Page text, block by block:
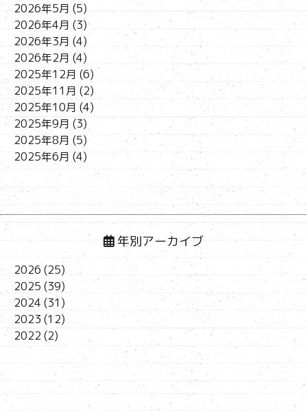
2026年5月 (5)
2026年4月 (3)
2026年3月 (4)
2026年2月 (4)
2025年12月 (6)
2025年11月 (2)
2025年10月 (4)
2025年9月 (3)
2025年8月 (5)
2025年6月 (4)
年別アーカイブ
2026 (25)
2025 (39)
2024 (31)
2023 (12)
2022 (2)